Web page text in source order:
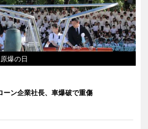
爆の日
ーン企業社長、車爆破で重傷